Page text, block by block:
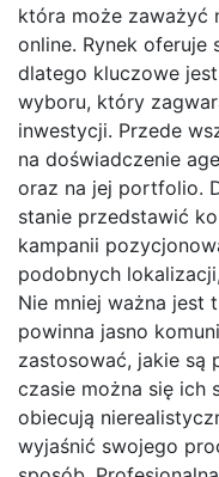
która może zaważyć
online. Rynek oferuje
dlatego kluczowe
wyboru, który
inwestycji. Przede
na doświadczenie
oraz na jej portfolio.
stanie przedstawić
kampanii
podobnych
Nie mniej ważna jest
powinna jasno
zastosować, jakie są
czasie można się ich
obiecują
wyjaśnić swojego